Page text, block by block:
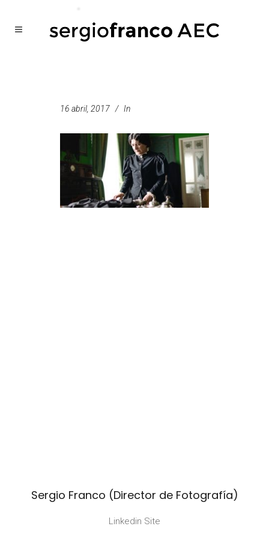
16 abril, 2017 In
Sergio Franco (Director de Fotografía)
Linkedin Site